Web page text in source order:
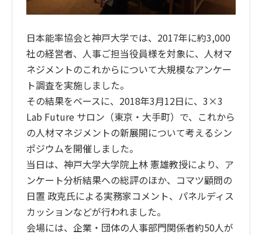
日本能率協会と神戸大学では、2017年に約3,000
社の経営者、人事ご担当役員様を対象に、人材マ
ネジメントのこれからについて大規模なアンケー
ト調査を実施しました。
その結果をベースに、2018年3月12日に、3×3
Lab Future サロン（東京・大手町）で、これから
の人材マネジメントの新展開について考えるシン
ポジウムを開催しました。
当日は、神戸大学大学院上林 憲雄教授により、ア
ンケート分析結果への総評のほか、コマツ顧問の
日置 政克氏による実務家コメント、パネルディス
カッションなどが行われました。
会場には、企業・団体の人事部門関係者約50人が